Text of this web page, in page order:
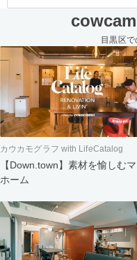
目黒区
カウカモグラフ with LifeCatalog
【Down.town】素材を愉しむ
ホーム